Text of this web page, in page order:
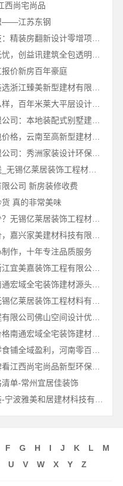
西尚宅尚品
——江苏东钢
同城快装（湖北）科技：精装房翻新设计零增项更安心
价新房百年豪庭
武汉高端家装口碑怎么样，百年米莱大平层设计装修实景
重庆御墅建筑材料有限公司：本地装配式别墅建造零增项
云南家庭装修设计全包价格，云南至高新型建材有限公司
嘉兴美派建材科技有限公司：秀洲家装设计环保材料推荐
无锡毛坯房半包多少钱_无锡亿莱居装饰工程材料有限公司
公司 新房装修收费
真的非常美味
江阴房屋翻新价格多少？无锡亿莱居装饰工程材料有限公司为您算清
作，十年专注品质服务
新昌畅销家庭装修，浙江宜美嘉装饰工程有限公司品质保障
本地全屋家装推荐，南通宏域全宅装饰建材源头品控保障
广东鼎饰空间装饰工程有限公司佛山空间设计优惠活动
海安一站式装修公司价格南通宏域全宅装饰建材有限公司
南昌环保全屋定制口碑看江西尚宅尚品新型环保材料有限公司
单-常州宜居佳装饰
F G H I J K L
M
U V W X Y Z